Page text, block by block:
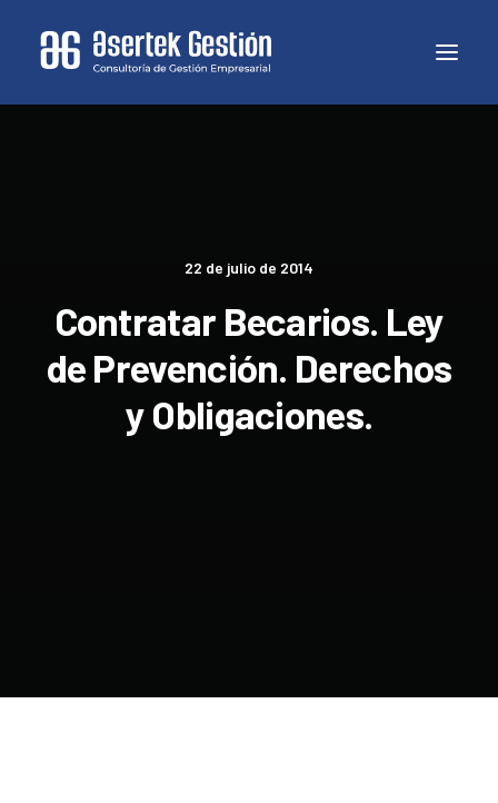
22 de julio de 2014
Contratar Becarios. Ley
de Prevención. Derechos
y Obligaciones.